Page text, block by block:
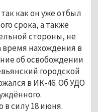
как он уже отбыл
срока, а также
стороны, не
нахождения в
об освобождении
городской
в ИК-46. Об УДО
в силу 18 июня.